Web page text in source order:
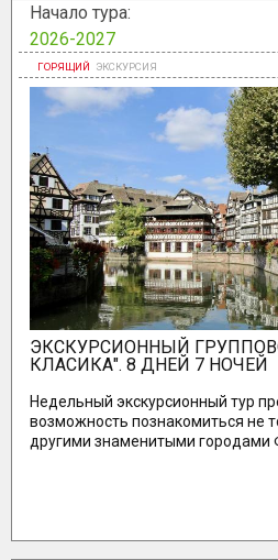
Начало тура:
2026-2027
ЭКСКУРСИОННЫЙ
КЛАСИКА". 8 ДНЕЙ 7 НОЧЕЙ
Недельный экскурсионный тур
возможность познакомиться не
другими знаменитыми городами